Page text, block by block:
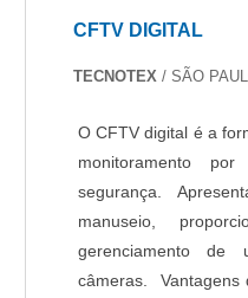
CFTV DIGITAL
TECNOTEX/ SÃO
O CFTV digital é a
monitoramento
segurança.
manuseio,
gerenciamento de
câmeras. Vantagens